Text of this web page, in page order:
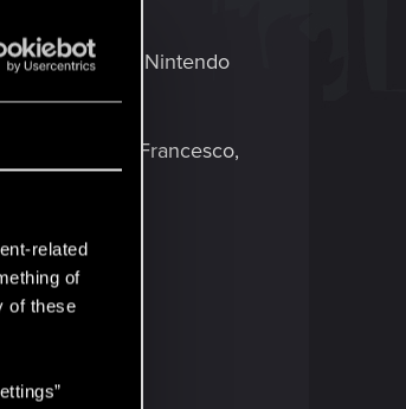
related
of
of these
2077 sur Nintendo
Giovanni De Francesco,